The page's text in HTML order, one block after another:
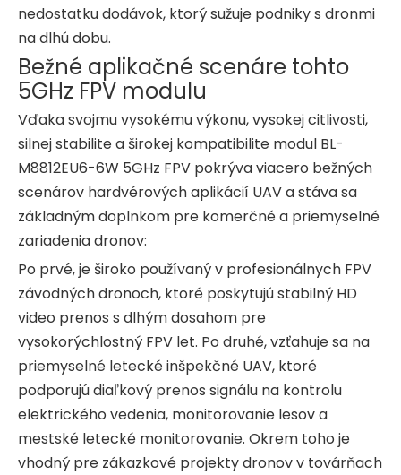
nedostatku dodávok, ktorý sužuje podniky s dronmi
na dlhú dobu.
Bežné aplikačné scenáre tohto
5GHz FPV modulu
Vďaka svojmu vysokému výkonu, vysokej citlivosti,
silnej stabilite a širokej kompatibilite modul BL-
M8812EU6-6W 5GHz FPV pokrýva viacero bežných
scenárov hardvérových aplikácií UAV a stáva sa
základným doplnkom pre komerčné a priemyselné
zariadenia dronov:
Po prvé, je široko používaný v profesionálnych FPV
závodných dronoch, ktoré poskytujú stabilný HD
video prenos s dlhým dosahom pre
vysokorýchlostný FPV let. Po druhé, vzťahuje sa na
priemyselné letecké inšpekčné UAV, ktoré
podporujú diaľkový prenos signálu na kontrolu
elektrického vedenia, monitorovanie lesov a
mestské letecké monitorovanie. Okrem toho je
vhodný pre zákazkové projekty dronov v továrňach